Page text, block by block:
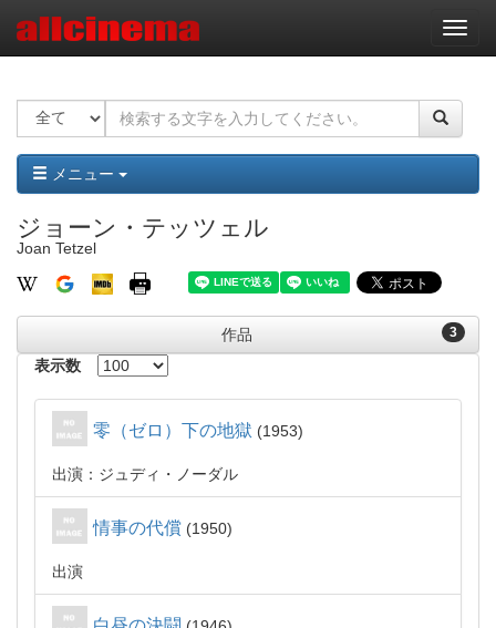
ナ
ビ
ー
ョ
ン
メニュー
ジョーン・テッツェル
Joan Tetzel
3
作品
表示数
零（ゼロ）下の地獄 1953
出演：ジュディ・ノーダル
情事の代償 1950
出演